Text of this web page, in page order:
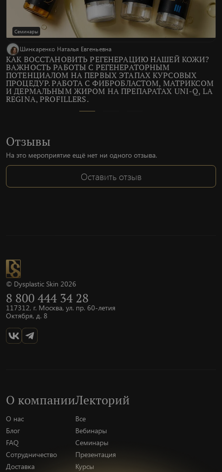
Семинары
Шинкаренко Наталья Евгеньевна
КАК ВОССТАНОВИТЬ РЕГЕНЕРАЦИЮ НАШЕЙ КОЖИ?
ВАЖНОСТЬ РАБОТЫ С РЕГЕНЕРАТОРНЫМ
ПОТЕНЦИАЛОМ НА ПЕРВЫХ ЭТАПАХ КУРСОВЫХ
ПРОЦЕДУР. РАБОТА С ФИБРОБЛАСТОМ, МАТРИКСОМ
И ДЕРМАЛЬНЫМ ЖИРОМ НА ПРЕПАРАТАХ UNI-Q, LA
REGINA, PROFILLERS.
Отзывы
На это мероприятие ещё нет ни одного отзыва.
Оставить отзыв
© Dysplastic Skin 2026
О компании
О нас
Блог
FAQ
Сотрудничество
Доставка
Лекторий
Все
Вебинары
Семинары
Презентация
Курсы
8 800 444 34 28
117312, г. Москва, ул. пр. 60-летия
Октября, д. 8